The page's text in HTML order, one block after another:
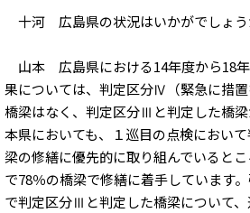
十河 広島県の状況はいかがでしょ
山本 広島県における14年度から18
果については、判定区分Ⅳ（緊急に措
橋梁はなく、判定区分Ⅲと判定した橋梁
本県においても、１巡目の点検におい
梁の修繕に優先的に取り組んでいると
で78％の橋梁で修繕に着手しています
で判定区分Ⅲと判定した橋梁について